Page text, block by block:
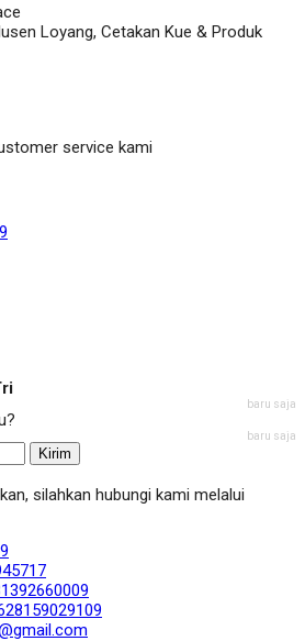
Loyang, Cetakan Kue & Produk
service kami
baru saja
baru saja
Kirim
silahkan hubungi kami melalui